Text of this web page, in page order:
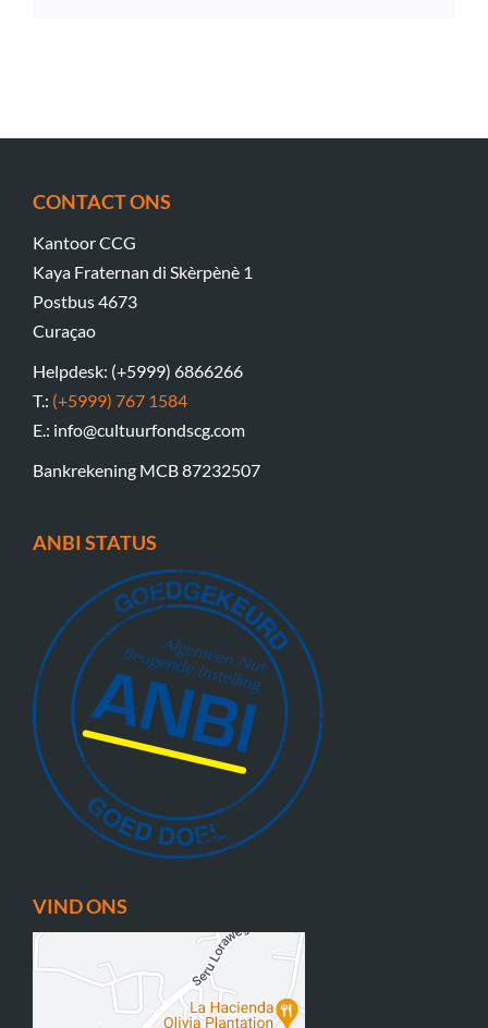
CONTACT ONS
Kantoor CCG
Kaya Fraternan di Skèrpènè 1
Postbus 4673
Curaçao
Helpdesk: (+5999) 6866266
T.: (+5999) 767 1584
E.: info@cultuurfondscg.com
Bankrekening MCB 87232507
ANBI STATUS
VIND ONS